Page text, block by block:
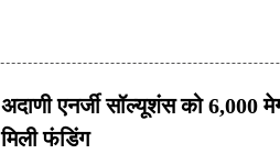
अदाणी एनर्जी सॉल्यूशंस को 6,000
मिली फंडिंग